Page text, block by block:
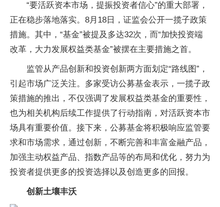
“要活跃资本市场，提振投资者信心”的重大部署，
正在稳步落地落实。8月18日，证监会公开一揽子政策
措施。其中，“基金”被提及多达32次，而“加快投资端
改革，大力发展权益类基金”被摆在主要措施之首。
监管从产品创新和投资创新两方面划定“路线图”，
引起市场广泛关注。多家受访公募基金表示，一揽子政
策措施的推出，不仅强调了发展权益类基金的重要性，
也为相关机构后续工作提供了行动指南，对活跃资本市
场具有重要价值。接下来，公募基金将积极响应监管要
求和市场需求，通过创新，不断完善和丰富金融产品，
加强主动权益产品、指数产品等的布局和优化，努力为
投资者提供更多的投资选择以及创造更多的回报。
创新土壤丰沃